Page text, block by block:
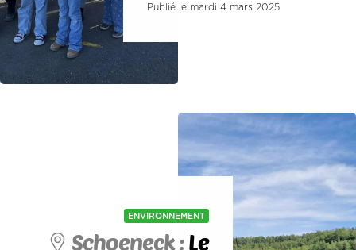
Publié le mardi 4 mars 2025
ENVIRONNEMENT
Schoeneck :Le